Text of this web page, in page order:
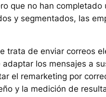
que no han
y segmentados, las
trata de enviar correos
los mensajes a
el remarketing por
y la medición de